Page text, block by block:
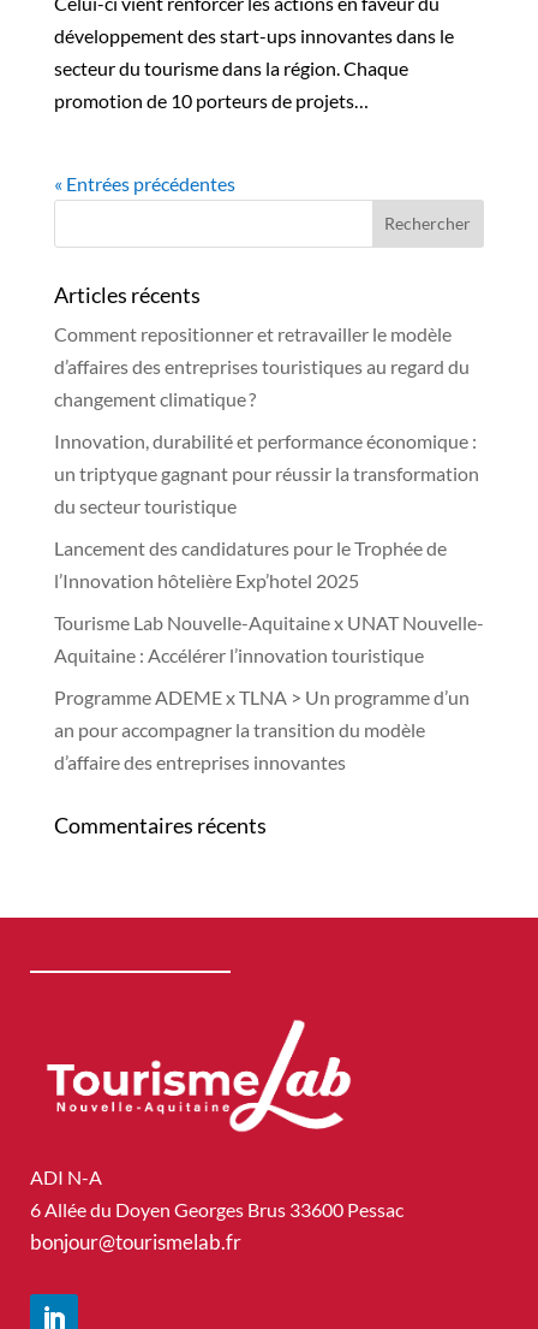
développement des start-ups innovantes dans le
secteur du tourisme dans la région. Chaque
promotion de 10 porteurs de projets…
« Entrées précédentes
Articles récents
Comment repositionner et retravailler le modèle
d’affaires des entreprises touristiques au regard du
changement climatique ?
Innovation, durabilité et performance économique :
un triptyque gagnant pour réussir la transformation
du secteur touristique
Lancement des candidatures pour le Trophée de
l’Innovation hôtelière Exp’hotel 2025
Tourisme Lab Nouvelle-Aquitaine x UNAT Nouvelle-
Aquitaine : Accélérer l’innovation touristique
Programme ADEME x TLNA > Un programme d’un
an pour accompagner la transition du modèle
d’affaire des entreprises innovantes
Commentaires récents
ADI N-A
6 Allée du Doyen Georges Brus 33600 Pessac
bonjour@tourismelab.fr